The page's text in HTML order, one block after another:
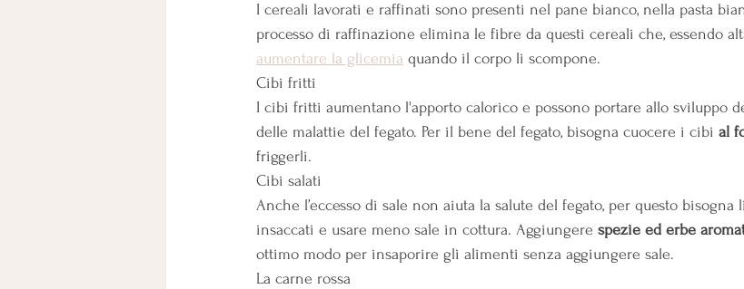
I cereali lavorati e raffinati sono presenti nel pane bianco, nella pasta
processo di raffinazione elimina le fibre da questi cereali che, essendo
aumentare la glicemia quando il corpo li scompone.
Cibi fritti
I cibi fritti aumentano l'apporto calorico e possono portare allo sviluppo
delle malattie del fegato. Per il bene del fegato, bisogna cuocere i cibi al
friggerli.
Cibi salati
Anche l’eccesso di sale non aiuta la salute del fegato, per questo bisogna
insaccati e usare meno sale in cottura. Aggiungere spezie ed erbe
ottimo modo per insaporire gli alimenti senza aggiungere sale.
La carne rossa